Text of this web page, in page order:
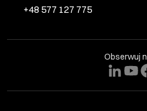
+48 577 127 775
Obserwuj